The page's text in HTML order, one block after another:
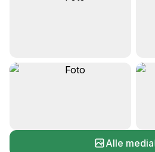
+24
Alle media